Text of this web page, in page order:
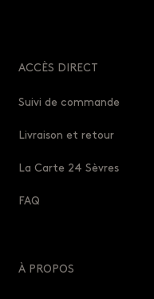
ACCÈS DIRECT
Suivi de commande
Livraison et retour
La Carte 24 Sèvres
FAQ
À PROPOS